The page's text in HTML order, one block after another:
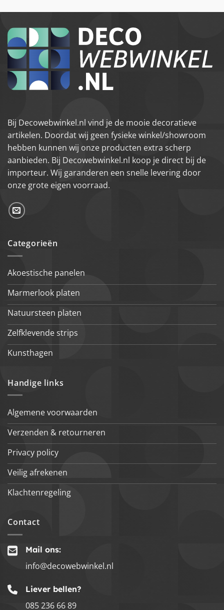
meerdere
Deze
optie
kan
gekozen
worden
op
Bij Decowebwinkel.nl vind je de mooie decoratieve
artikelen. Doordat wij geen fysieke winkel/showroom
hebben kunnen wij onze producten extra scherp
aanbieden. Bij Decowebwinkel.nl koop je direct bij de
importeur. Wij garanderen een snelle levering door
onze grote eigen voorraad.
Categorieën
Akoestische panelen
Marmerlook platen
Natuursteen platen
Zelfklevende strips
Kunsthagen
Handige links
Algemene voorwaarden
Verzenden & retourneren
Privacy policy
Veilig afrekenen
Klachtenregeling
Contact
Mail ons:
info@decowebwinkel.nl
Liever bellen?
085 236 66 89